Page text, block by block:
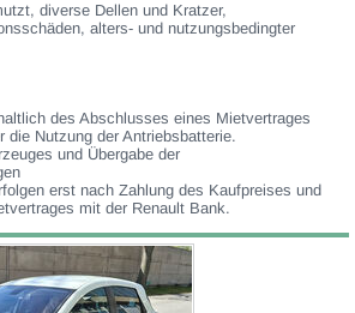
diverse Dellen und Kratzer,
alters- und nutzungsbedingter
des Abschlusses eines Mietvertrages
die Nutzung der Antriebsbatterie.
und Übergabe der
erst nach Zahlung des Kaufpreises und
mit der Renault Bank.